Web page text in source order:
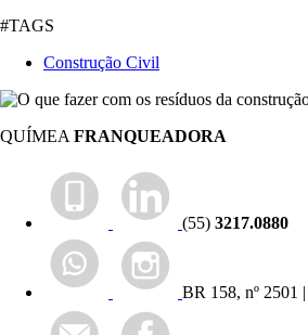
#TAGS
Construção Civil
QUÍMEAFRANQUEADORA
(55) 3217.0880
BR 158, nº 2501